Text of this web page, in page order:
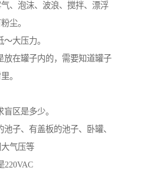
、泡沫、波浪、搅拌、漂浮
尘。
大压力。
放在罐子内的，需要知道罐子
。
区是多少。
子、有盖板的池子、卧罐、
气压等
220VAC